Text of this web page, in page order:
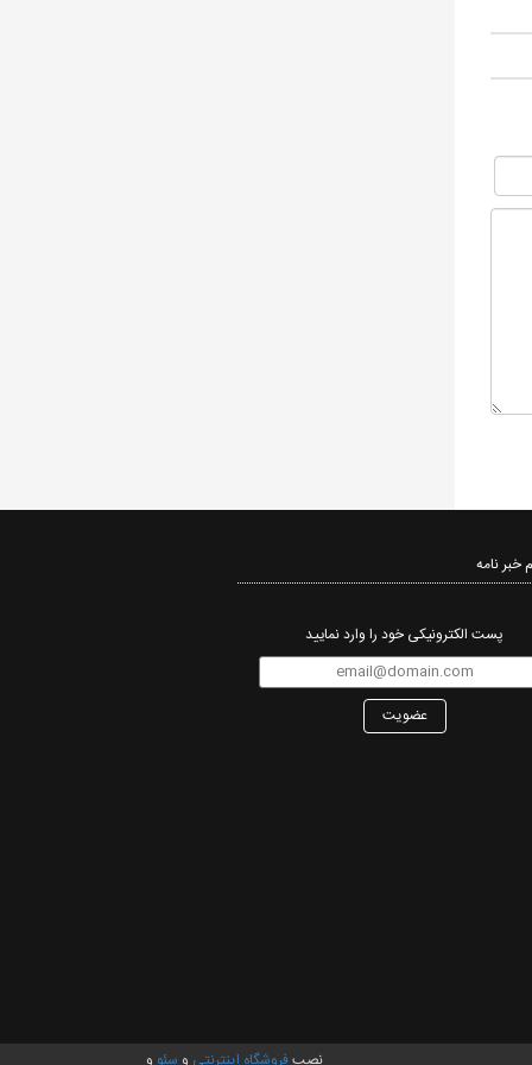
خبر نامه‌
پست الکترونیکی خود را وارد نمایید
عضویت
نصبفروشگاه اینترنتی و سئو و